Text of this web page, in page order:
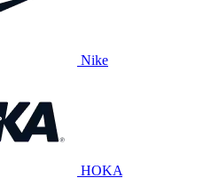
Nike
HOKA